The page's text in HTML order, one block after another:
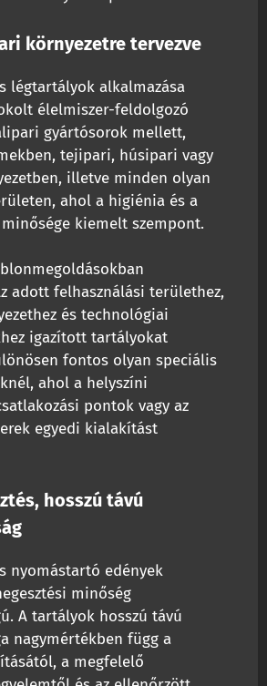
környezetre tervezve
légtartályok alkalmazása
élelmiszer-feldolgozó
gyártósorok mellett,
tejipari, húsipari vagy
illetve minden olyan
ahol a higiénia és a
kiemelt szempont.
adott felhasználási területhez,
és technológiai
igazított tartályokat
fontos olyan speciális
ahol a helyszíni
pontok vagy az
egyedi kialakítást
hosszú távú
nyomástartó edények
minőség
A tartályok hosszú távú
nagymértékben függ a
a megfelelő